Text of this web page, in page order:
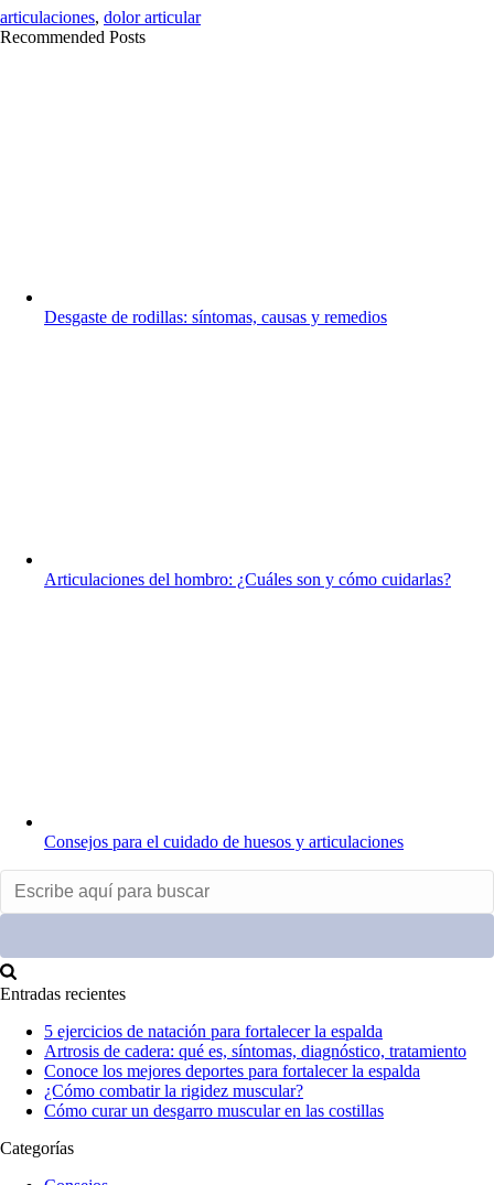
articulaciones, dolor articular
Recommended Posts
Desgaste de rodillas: síntomas, causas y remedios
Articulaciones del hombro: ¿Cuáles son y cómo cuidarlas?
Consejos para el cuidado de huesos y articulaciones
Entradas recientes
5 ejercicios de natación para fortalecer la espalda
Artrosis de cadera: qué es, síntomas, diagnóstico, tratamiento
Conoce los mejores deportes para fortalecer la espalda
¿Cómo combatir la rigidez muscular?
Cómo curar un desgarro muscular en las costillas
Categorías